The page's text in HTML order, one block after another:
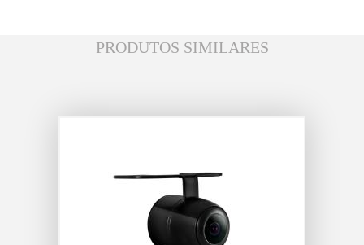
PRODUTOS SIMILARES